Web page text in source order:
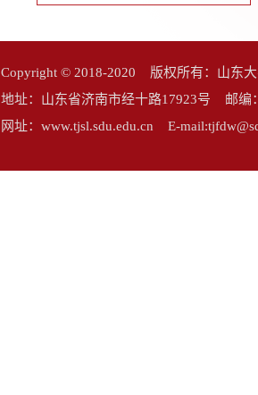
Copyright © 2018-2020 版权所有：山东
地址：山东省济南市经十路17923号 邮
网址：www.tjsl.sdu.edu.cn E-